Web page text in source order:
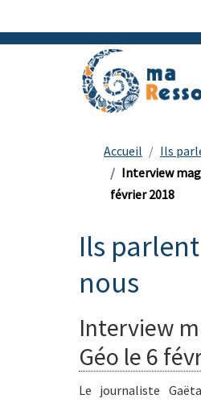
Accueil
Ils
Interview
février 2018
Ils
nous
Interview
Géo le 6
Le journaliste